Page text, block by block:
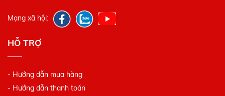
Mạng xã hội:
HỖ TRỢ
- Hướng dẫn mua hàng
- Hướng dẫn thanh toán